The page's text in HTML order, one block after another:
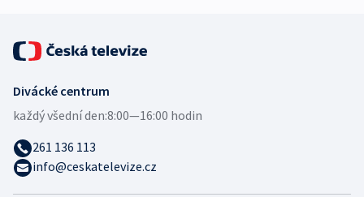
Divácké centrum
každý všední den:8:00—16:00 hodin
261 136 113
info@ceskatelevize.cz